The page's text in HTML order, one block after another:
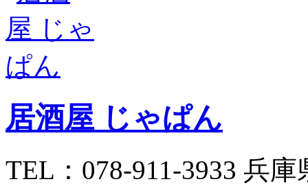
居酒屋 じゃぱん
TEL：078-911-3933 兵